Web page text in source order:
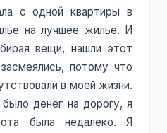
с одной квартиры в
на лучшее жилье. И
вещи, нашли этот
потому что
в моей жизни.
денег на дорогу, я
была недалеко. Я